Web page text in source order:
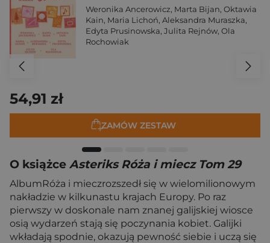
Weronika Ancerowicz, Marta Bijan, Oktawia
Kain, Maria Lichoń, Aleksandra Muraszka,
Edyta Prusinowska, Julita Rejnów, Ola
Rochowiak
54,91 zł
ZAMÓW ZESTAW
O książce Asteriks Róża i miecz Tom 29
AlbumRóża i mieczrozszedł się w wielomilionowym
nakładzie w kilkunastu krajach Europy. Po raz
pierwszy w doskonale nam znanej galijskiej wiosce
osią wydarzeń stają się poczynania kobiet. Galijki
wkładają spodnie, okazują pewność siebie i uczą się